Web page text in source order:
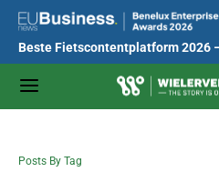
Beste Fietscontentplatform 2026
Posts By Tag